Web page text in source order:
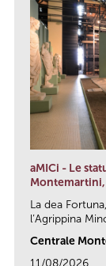
aMICi - Le
La dea
l’Agrippina
Centrale